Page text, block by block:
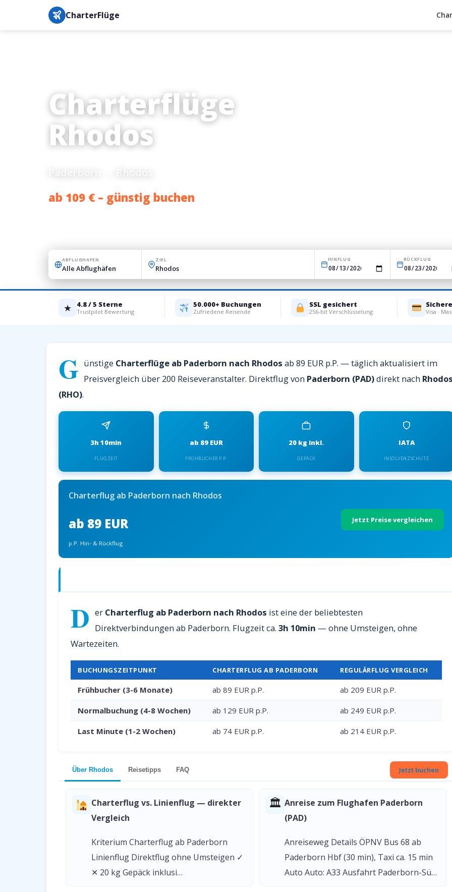
CharterFlüge
Charterflüge
Rhodos
ab 109 € – günstig buchen
ABFLUGHAFEN ZIEL HINFLUG RÜCKFLUG
★ 4.8 / 5 Sterne
Trustpilot Bewertung
50.000+ Buchungen
Zufriedene Reisende
SSL gesichert
256-bit Verschlüsselung Visa ·
G ünstige Charterflüge ab Paderborn nach Rhodos ab 89 EUR p.P. — täglich aktualisiert im
Preisvergleich über 200 Reiseveranstalter. Direktflug von Paderborn (PAD)direkt nach
(RHO).
3h 10min
FLUGZEIT
ab 89 EUR
FRÜHBUCHER P.P.
20 kg inkl.
GEPÄCK
IATA
INSOLVENZSCHUTZ
Charterflug ab Paderborn nach Rhodos
ab 89 EUR
p.P. Hin- & Rückflug
Jetzt Preise vergleichen
D er Charterflug ab Paderborn nach Rhodos ist eine der beliebtesten
Direktverbindungen ab Paderborn. Flugzeit ca. 3h 10min — ohne Umsteigen, ohne
Wartezeiten.
BUCHUNGSZEITPUNKT CHARTERFLUG AB PADERBORN REGULÄRFLUG VERGLEICH
Frühbucher (3-6 Monate) ab 89 EUR p.P. ab 209 EUR p.P.
Normalbuchung (4-8 Wochen) ab 129 EUR p.P. ab 249 EUR p.P.
Last Minute (1-2 Wochen) ab 74 EUR p.P. ab 214 EUR p.P.
Über Rhodos Reisetipps FAQ Jetzt buchen
Charterflug vs. Linienflug — direkter
Vergleich
Kriterium Charterflug ab Paderborn
Linienflug Direktflug ohne Umsteigen ✓
✕ 20 kg Gepäck inklusi…
🏛 Anreise zum Flughafen Paderborn
(PAD)
Anreiseweg Details ÖPNV Bus 68 ab
Paderborn Hbf (30 min), Taxi ca. 15 min
Auto Auto: A33 Ausfahrt Paderborn-Sü…